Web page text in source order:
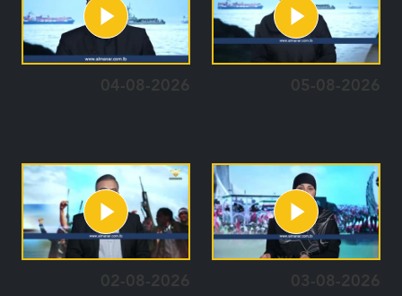
05-08-2026
04-08-2026
03-08-2026
02-08-2026